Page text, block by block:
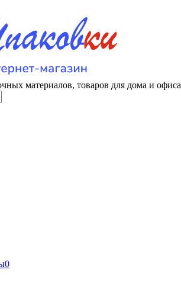
материалов, товаров для дома и офиса
0